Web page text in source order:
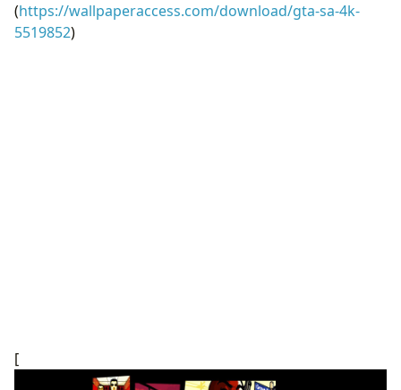
(https://wallpaperaccess.com/download/gta-sa-4k-
5519852)
[